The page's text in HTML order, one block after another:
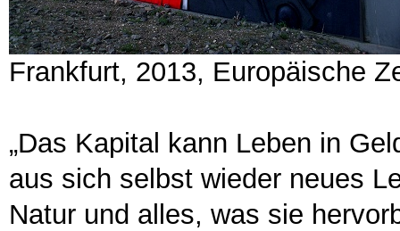
Frankfurt, 2013, Europäische
„Das Kapital kann Leben in
aus sich selbst wieder neues
Natur und alles, was sie